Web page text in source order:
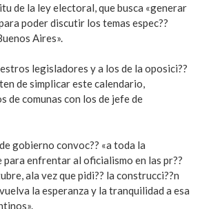
de la ley electoral, que busca «generar
poder discutir los temas espec??
Aires».
legisladores y a los de la oposici??
de simplicar este calendario,
de comunas con los de jefe de
gobierno convoc?? «a toda la
para enfrentar al oficialismo en las pr??
ala vez que pidi?? la construcci??n
la esperanza y la tranquilidad a esa